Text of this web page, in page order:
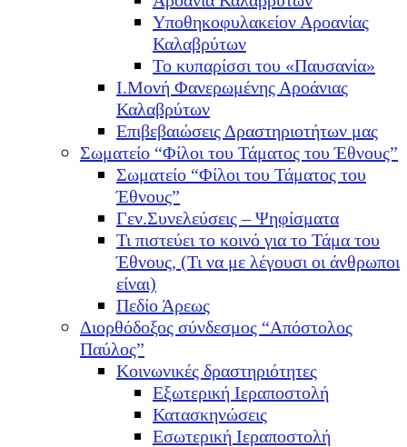
Υποθηκοφυλακείον Αροανίας
Καλαβρύτων
Το κυπαρίσσι του «Παυσανία»
Ι.Μονή Φανερωμένης Αροάνιας
Καλαβρύτων
Επιβεβαιώσεις Δραστηριοτήτων μας
Σωματείο “Φίλοι του Τάματος του Έθνους”
Σωματείο “Φίλοι του Τάματος του
Έθνους”
Γεν.Συνελεύσεις – Ψηφίσματα
Τι πιστεύει το κοινό για το Τάμα του
Έθνους, (Τι να με λέγουσι οι άνθρωποι
είναι)
Πεδίο Άρεως
Διορθόδοξος σύνδεσμος “Απόστολος
Παύλος”
Κοινωνικές δραστηριότητες
Εξωτερική Ιεραποστολή
Κατασκηνώσεις
Εσωτερική Ιεραποστολή